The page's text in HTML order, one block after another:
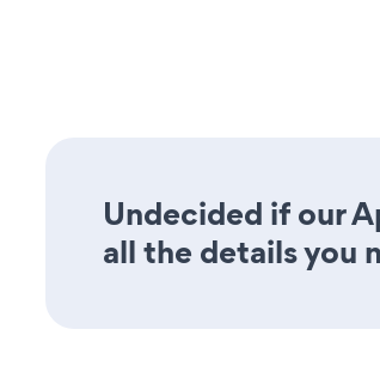
Undecided if our
all the details you